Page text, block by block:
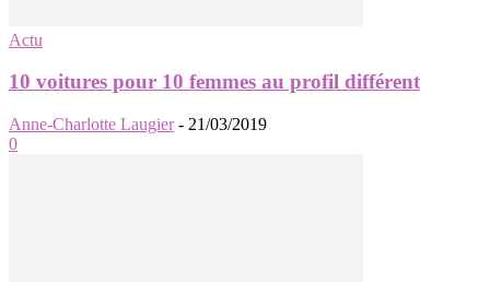
Actu
10 voitures pour 10 femmes au profil différent
Anne-Charlotte Laugier - 21/03/2019
0